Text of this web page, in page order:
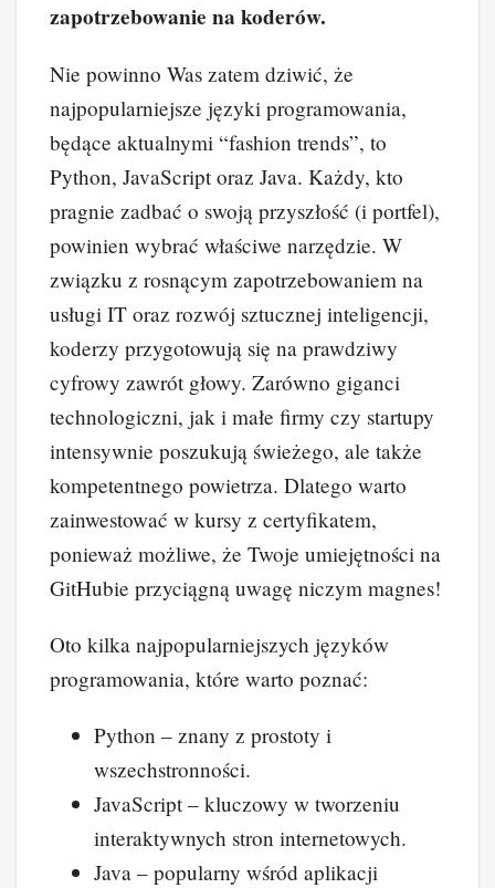
zapotrzebowanie na koderów.
Nie powinno Was zatem dziwić, że
najpopularniejsze języki programowania,
będące aktualnymi “fashion trends”, to
Python, JavaScript oraz Java. Każdy, kto
pragnie zadbać o swoją przyszłość (i portfel),
powinien wybrać właściwe narzędzie. W
związku z rosnącym zapotrzebowaniem na
usługi IT oraz rozwój sztucznej inteligencji,
koderzy przygotowują się na prawdziwy
cyfrowy zawrót głowy. Zarówno giganci
technologiczni, jak i małe firmy czy startupy
intensywnie poszukują świeżego, ale także
kompetentnego powietrza. Dlatego warto
zainwestować w kursy z certyfikatem,
ponieważ możliwe, że Twoje umiejętności na
GitHubie przyciągną uwagę niczym magnes!
Oto kilka najpopularniejszych języków
programowania, które warto poznać:
Python – znany z prostoty i
wszechstronności.
JavaScript – kluczowy w tworzeniu
interaktywnych stron internetowych.
Java – popularny wśród aplikacji